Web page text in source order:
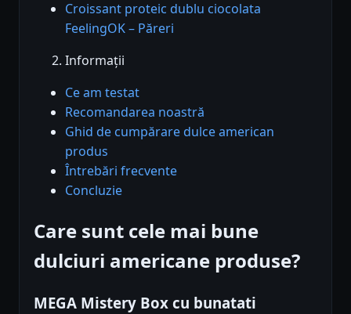
Croissant proteic dublu ciocolata
FeelingOK – Păreri
Informații
Ce am testat
Recomandarea noastră
Ghid de cumpărare dulce american
produs
Întrebări frecvente
Concluzie
Care sunt cele mai bune
dulciuri americane produse?
MEGA Mistery Box cu bunatati